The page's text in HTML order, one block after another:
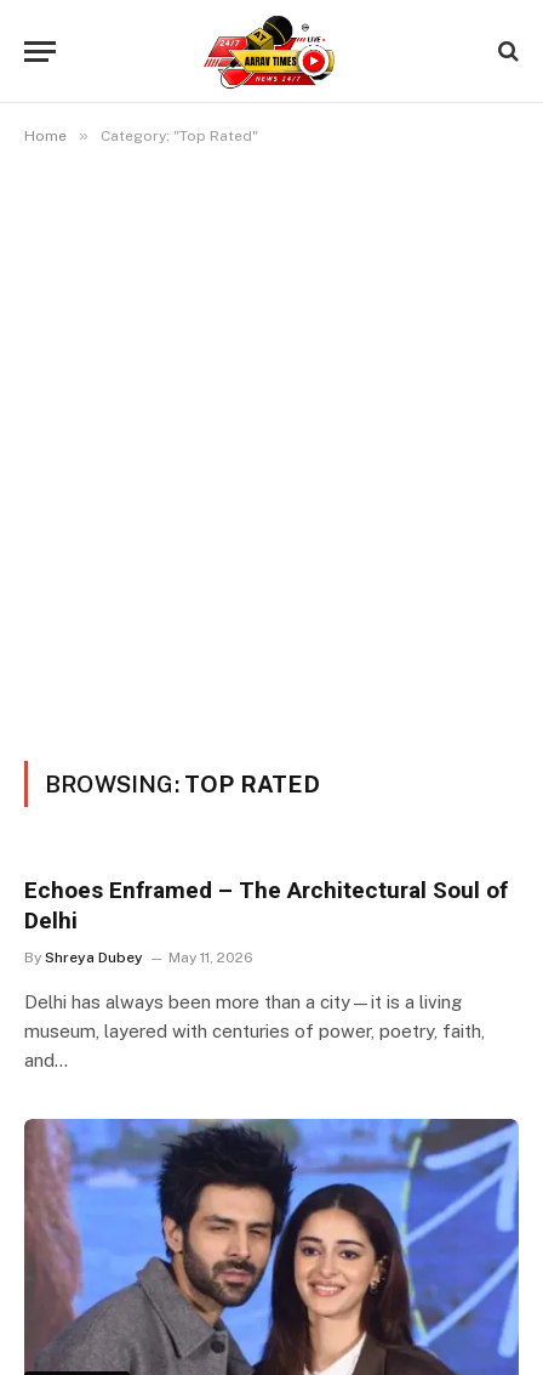
Home » Category: "Top Rated"
BROWSING: TOP RATED
Echoes Enframed – The Architectural Soul of
Delhi
By Shreya Dubey May 11, 2026
Delhi has always been more than a city—it is a living
museum, layered with centuries of power, poetry, faith,
and…